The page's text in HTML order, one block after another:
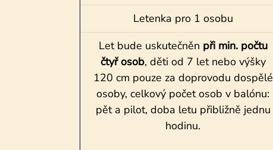
Letenka pro 1 osobu
Let bude uskutečněn při min. počtu
čtyř osob, děti od 7 let nebo výšky
120 cm pouze za doprovodu dospělé
osoby, celkový počet osob v balónu:
pět a pilot, doba letu přibližně jednu
hodinu.